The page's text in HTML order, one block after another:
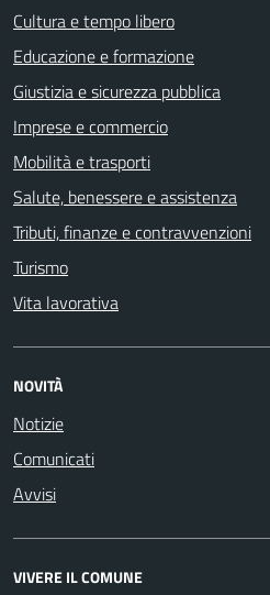
Cultura e tempo libero
Educazione e formazione
Giustizia e sicurezza pubblica
Imprese e commercio
Mobilità e trasporti
Salute, benessere e assistenza
Tributi, finanze e contravvenzioni
Turismo
Vita lavorativa
NOVITÀ
Notizie
Comunicati
Avvisi
VIVERE IL COMUNE